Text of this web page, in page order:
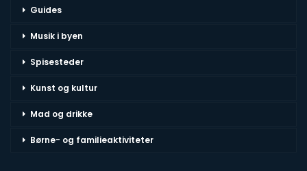
Guides
Musik i byen
Spisesteder
Kunst og kultur
Mad og drikke
Børne- og familieaktiviteter